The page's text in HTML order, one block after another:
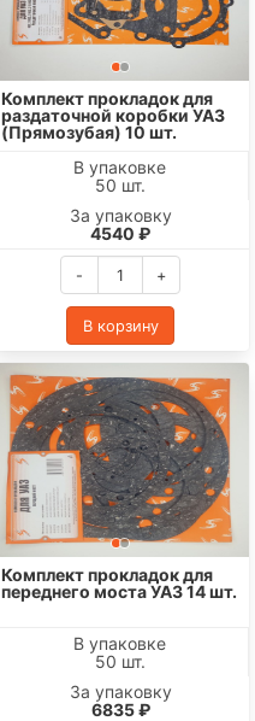
Комплект прокладок для
раздаточной коробки УАЗ
(Прямозубая) 10 шт.
В упаковке
50 шт.
За упаковку
4540 ₽
- +
В корзину
Комплект прокладок для
переднего моста УАЗ 14 шт.
В упаковке
50 шт.
За упаковку
6835 ₽